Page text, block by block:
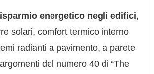
energetico negli edifici,
solari, comfort termico interno
radianti a pavimento, a parete
del numero 40 di “The